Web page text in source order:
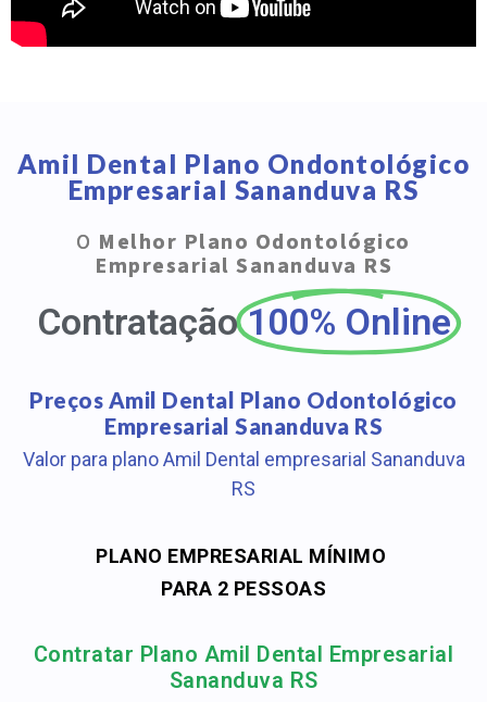
Amil Dental Plano Ondontológico
Empresarial Sananduva RS
O Melhor Plano Odontológico
Empresarial Sananduva RS
Contratação 100% Online
Preços Amil Dental Plano Odontológico
Empresarial Sananduva RS
Valor para plano Amil Dental empresarial Sananduva
RS
PLANO EMPRESARIAL MÍNIMO
PARA 2 PESSOAS
Contratar Plano Amil Dental Empresarial
Sananduva RS